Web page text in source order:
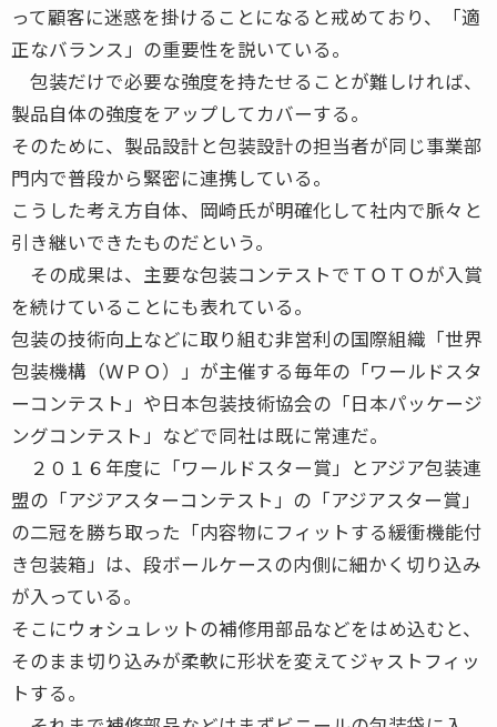
って顧客に迷惑を掛けることになると戒めており、「適
正なバランス」の重要性を説いている。
包装だけで必要な強度を持たせることが難しければ、
製品自体の強度をアップしてカバーする。
そのために、製品設計と包装設計の担当者が同じ事業部
門内で普段から緊密に連携している。
こうした考え方自体、岡崎氏が明確化して社内で脈々と
引き継いできたものだという。
その成果は、主要な包装コンテストでＴＯＴＯが入賞
を続けていることにも表れている。
包装の技術向上などに取り組む非営利の国際組織「世界
包装機構（ＷＰＯ）」が主催する毎年の「ワールドスタ
ーコンテスト」や日本包装技術協会の「日本パッケージ
ングコンテスト」などで同社は既に常連だ。
２０１６年度に「ワールドスター賞」とアジア包装連
盟の「アジアスターコンテスト」の「アジアスター賞」
の二冠を勝ち取った「内容物にフィットする緩衝機能付
き包装箱」は、段ボールケースの内側に細かく切り込み
が入っている。
そこにウォシュレットの補修用部品などをはめ込むと、
そのまま切り込みが柔軟に形状を変えてジャストフィッ
トする。